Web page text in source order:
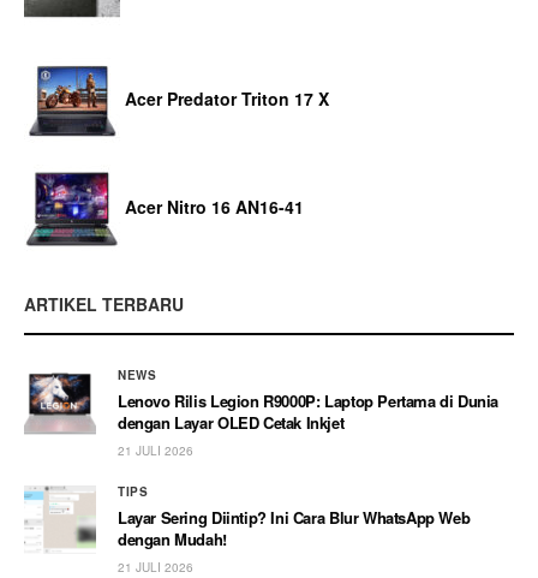
Acer Predator Triton 17 X
Acer Nitro 16 AN16-41
ARTIKEL TERBARU
NEWS
Lenovo Rilis Legion R9000P: Laptop Pertama di Dunia
dengan Layar OLED Cetak Inkjet
21 JULI 2026
TIPS
Layar Sering Diintip? Ini Cara Blur WhatsApp Web
dengan Mudah!
21 JULI 2026